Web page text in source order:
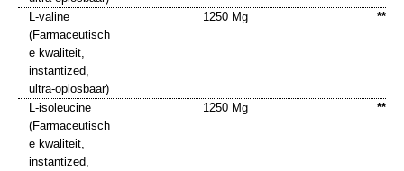
L-valine
(Farmaceutisch
e kwaliteit,
instantized,
ultra-oplosbaar)
1250 Mg **
L-isoleucine
(Farmaceutisch
e kwaliteit,
instantized,
1250 Mg **